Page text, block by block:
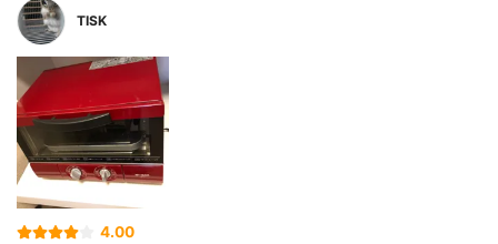
TISK
4.00